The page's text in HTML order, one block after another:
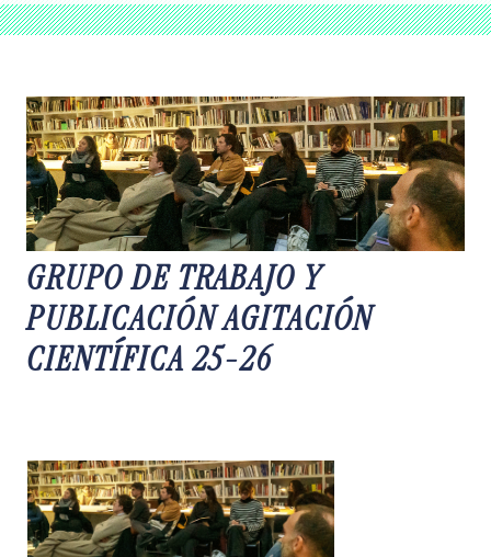
GRUPO DE TRABAJO Y
PUBLICACIÓN AGITACIÓN
CIENTÍFICA 25-26